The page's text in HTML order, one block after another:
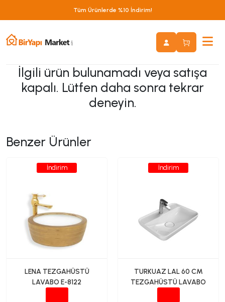
Tüm Ürünlerde %10 İndirim!
İlgili ürün bulunamadı veya satışa
kapalı. Lütfen daha sonra tekrar
deneyin.
Benzer Ürünler
İndirim
LENA TEZGAHÜSTÜ
LAVABO E-8122
İndirim
TURKUAZ LAL 60 CM
TEZGAHÜSTÜ LAVABO